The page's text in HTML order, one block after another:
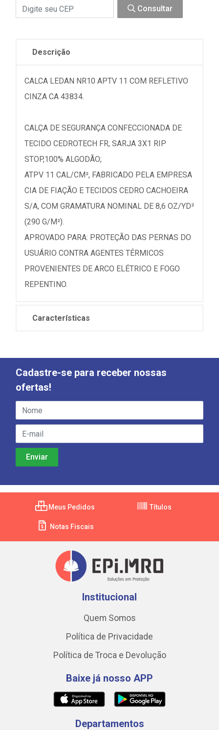
Consultar
Descrição
CALCA LEDAN NR10 APTV 11 COM REFLETIVO
CINZA CA 43834.
CALÇA DE SEGURANÇA CONFECCIONADA DE
TECIDO CEDROTECH FR, SARJA 3X1 RIP
STOP,100% ALGODÃO;
ATPV 11 CAL/CM², FABRICADO PELA EMPRESA
CIA DE FIAÇÃO E TECIDOS CEDRO CACHOEIRA
S/A, COM GRAMATURA NOMINAL DE 8,6 OZ/YD²
(290 G/M²).
APROVADO PARA: PROTEÇÃO DAS PERNAS DO
USUÁRIO CONTRA AGENTES TÉRMICOS
PROVENIENTES DE ARCO ELÉTRICO E FOGO
REPENTINO.
Características
Cadastre-se para receber nossas
ofertas!
Meus Pedidos Títulos
Notas Fiscais
Institucional
Quem Somos
Política de Privacidade
Política de Troca e Devolução
Baixe já nosso APP
Departamentos